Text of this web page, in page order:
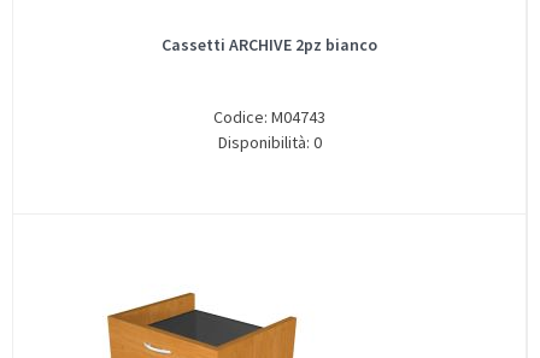
Cassetti ARCHIVE 2pz bianco
Codice: M04743
Disponibilità: 0